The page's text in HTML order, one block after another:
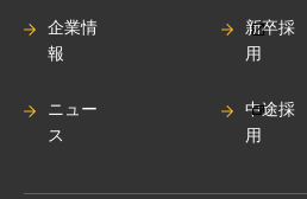
企業情
報
ニュー
ス
新卒採
用
中途採
用